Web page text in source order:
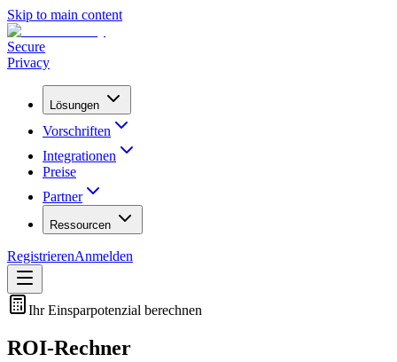
Skip to main content
Secure
Privacy
Lösungen
Vorschriften
Integrationen
Preise
Partner
Ressourcen
RegistrierenAnmelden
Ihr Einsparpotenzial berechnen
ROI-Rechner